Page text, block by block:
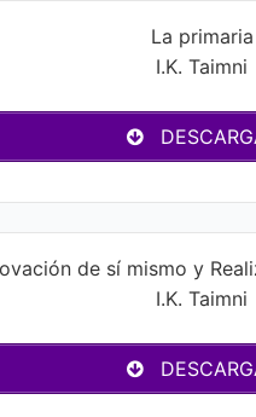
La primaria
I.K. Taimni
de sí mismo y
I.K. Taimni